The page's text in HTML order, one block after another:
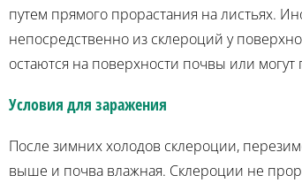
путем прямого прорастания на листьях.
непосредственно из склероций у
остаются на поверхности почвы или
Условия для заражения
После зимних холодов склероции,
выше и почва влажная. Склероции не